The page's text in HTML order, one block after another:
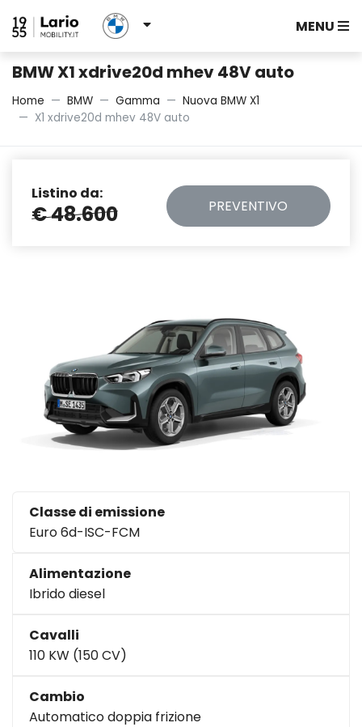
MENU
BMW X1 xdrive20d mhev 48V auto
Home BMW Gamma
Nuova BMW X1
X1 xdrive20d mhev 48V auto
Listino da:
€ 48.600 PREVENTIVO
Classe di emissione
Euro 6d-ISC-FCM
Alimentazione
Ibrido diesel
Cavalli
110 KW (150 CV)
Cambio
Automatico doppia frizione